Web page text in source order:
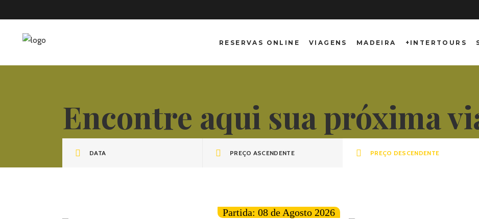
RESERVAS ONLINE VIAGENS MADEIRA +INTERTOURS
Encontre aqui sua próxima
DATA PREÇO ASCENDENTE PREÇO DESCENDENTE
Partida: 08 de Agosto 2026